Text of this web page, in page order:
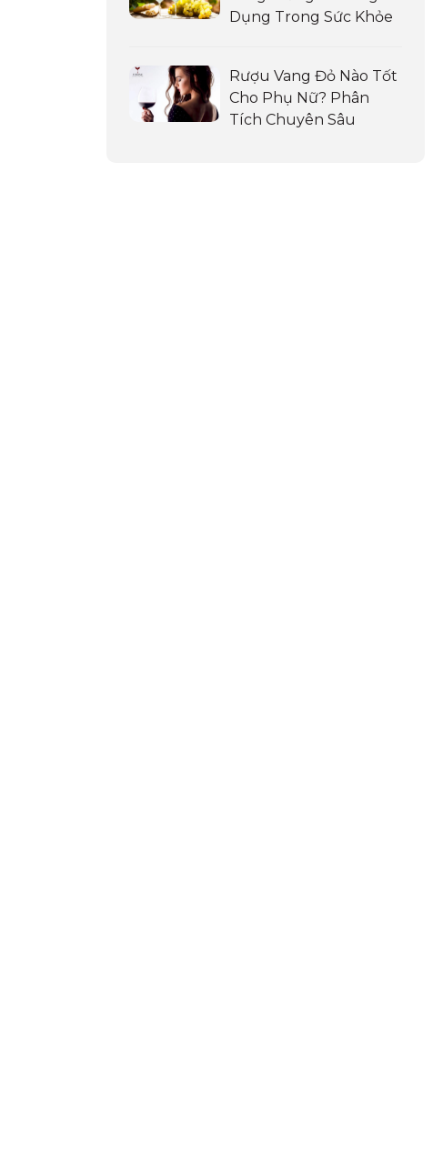
Dụng Trong Sức Khỏe
Rượu Vang Đỏ Nào Tốt
Cho Phụ Nữ? Phân
Tích Chuyên Sâu